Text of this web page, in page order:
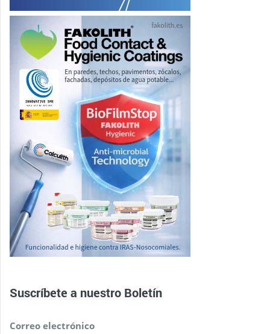
Suscríbete a nuestro Boletín
Correo electrónico